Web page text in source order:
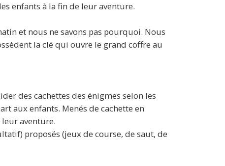
enfants à la fin de leur aventure.
et nous ne savons pas pourquoi. Nous
la clé qui ouvre le grand coffre au
des cachettes des énigmes selon les
aux enfants. Menés de cachette en
aventure.
proposés (jeux de course, de saut, de